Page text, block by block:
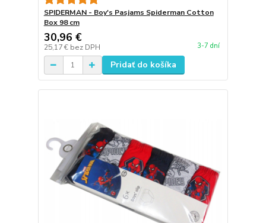
SPIDERMAN - Boy's Pasjams Spiderman Cotton
Box 98 cm
30,96 €
25,17 € bez DPH 3-7 dní
Pridať do košíka